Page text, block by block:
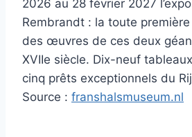
2026 au 28 février 2027
Rembrandt : la toute
des œuvres de ces deux
XVIIe siècle. Dix-neuf
cinq prêts exceptionnels du
Source : franshalsmuseum.nl